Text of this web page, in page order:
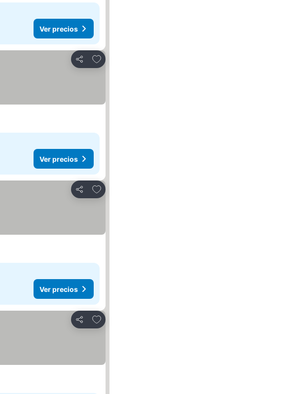
Ver precios
Compartir
Añadir a favoritos
Ver precios
Compartir
Añadir a favoritos
Ver precios
Compartir
Añadir a favoritos